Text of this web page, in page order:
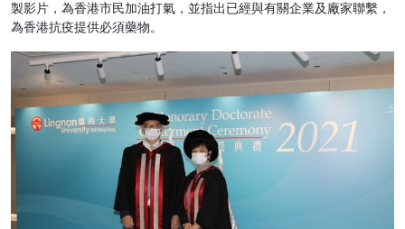
製影片，為香港市民加油打氣，並指出已經與有關企業及廠家聯繫，
為香港抗疫提供必須藥物。